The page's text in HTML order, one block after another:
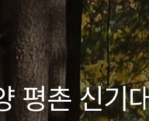
평촌 신기